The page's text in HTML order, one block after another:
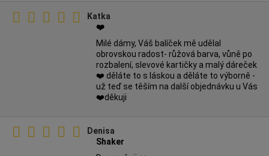
Katka
❤️
Milé dámy, Váš balíček mě udělal
obrovskou radost- růžová barva, vůně po
rozbalení, slevové kartičky a malý dáreček
❤️ děláte to s láskou a děláte to výborně -
už teď se těším na další objednávku u Vás
❤️děkuji
Denisa
Shaker